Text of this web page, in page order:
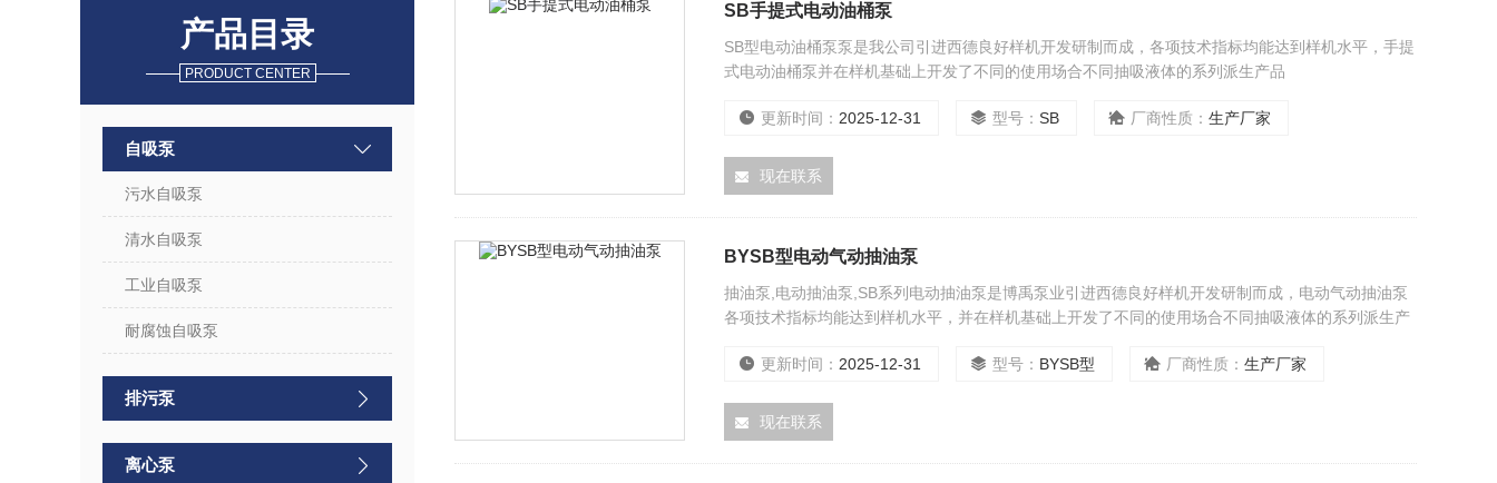
产品目录
PRODUCT CENTER
自吸泵
污水自吸泵
清水自吸泵
工业自吸泵
耐腐蚀自吸泵
排污泵
离心泵
SB手提式电动油桶泵
SB型电动油桶泵泵是我公司引进西德良好样机开发研制而成，各项技术指标均能达到样机水平，手提
式电动油桶泵并在样机基础上开发了不同的使用场合不同抽吸液体的系列派生产品
更新时间： 2025-12-31 型号： SB 厂商性质： 生产厂家
现在联系
BYSB型电动气动抽油泵
抽油泵,电动抽油泵,SB系列电动抽油泵是博禹泵业引进西德良好样机开发研制而成，电动气动抽油泵
各项技术指标均能达到样机水平，并在样机基础上开发了不同的使用场合不同抽吸液体的系列派生产
更新时间： 2025-12-31 型号： BYSB型 厂商性质： 生产厂家
现在联系